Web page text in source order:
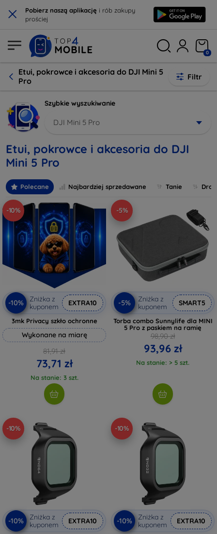
× Pobierz naszą aplikację i rób zakupy
prościej
0
Etui, pokrowce i akcesoria do DJI Mini 5
Pro
Filtr
Szybkie wyszukiwanie
DJI Mini 5 Pro
Etui, pokrowce i akcesoria do DJI
Mini 5 Pro
Polecane Najbardziej sprzedawane Tanie
-10%
-10%
Zniżka z
kuponem
EXTRA10
3mk Privacy szkło ochronne
Wykonane na miarę
81,91 zł
73,71 zł
Na stanie: 3 szt.
-5%
-5%
Zniżka z
kuponem
SMART5
Torba combo Sunnylife dla MINI
5 Pro z paskiem na ramię
98,90 zł
93,96 zł
Na stanie: > 5 szt.
-10%
-10%
Zniżka z
kuponem
EXTRA10
-10%
-10%
Zniżka z
kuponem
EXTRA10